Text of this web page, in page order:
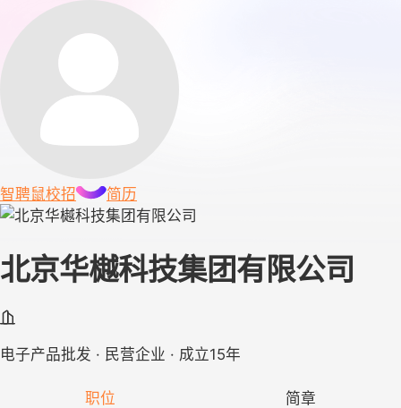
智聘鼠校招 简历
北京华樾科技集团有限公司
电子产品批发 · 民营企业 · 成立15年
职位 简章